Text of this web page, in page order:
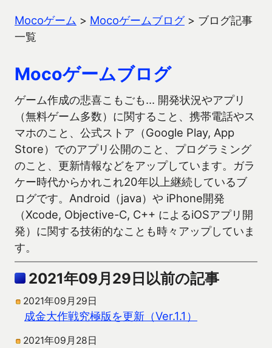
Mocoゲーム > Mocoゲームブログ> ブログ記事
一覧
Mocoゲームブログ
ゲーム作成の悲喜こもごも… 開発状況やアプリ
（無料ゲーム多数）に関すること、携帯電話やス
マホのこと、公式ストア（Google Play, App
Store）でのアプリ公開のこと、プログラミング
のこと、更新情報などをアップしています。ガラ
ケー時代からかれこれ20年以上継続しているブ
ログです。Android（java）や iPhone開発
（Xcode, Objective-C, C++ によるiOSアプリ開
発）に関する技術的なことも時々アップしていま
す。
2021年09月29日以前の記事
2021年09月29日
成金大作戦究極版を更新（Ver.1.1）
2021年09月28日